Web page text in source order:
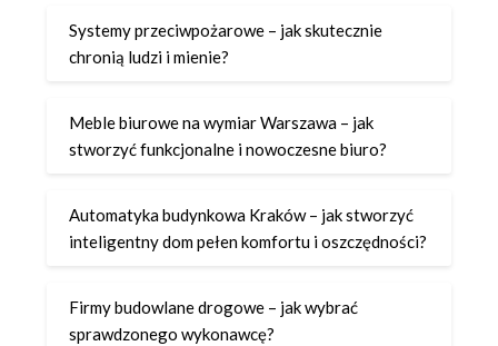
Systemy przeciwpożarowe – jak skutecznie
chronią ludzi i mienie?
Meble biurowe na wymiar Warszawa – jak
stworzyć funkcjonalne i nowoczesne biuro?
Automatyka budynkowa Kraków – jak stworzyć
inteligentny dom pełen komfortu i oszczędności?
Firmy budowlane drogowe – jak wybrać
sprawdzonego wykonawcę?